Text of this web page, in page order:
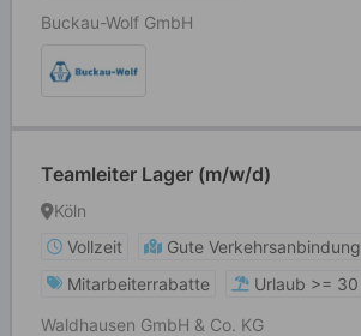
Buckau-Wolf GmbH
Teamleiter Lager (m/w/d)
Köln
Vollzeit
Gute Verkehrsanbindung
Mitarbeiterrabatte
Urlaub >= 30
Waldhausen GmbH & Co. KG